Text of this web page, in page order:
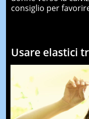
consiglio per
Usare elastici